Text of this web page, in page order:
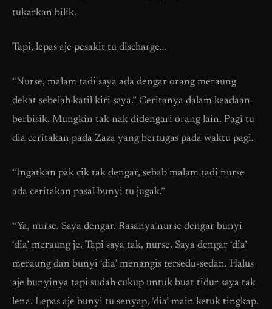
tukarkan bilik.
Tapi, lepas aje pesakit tu discharge…
“Nurse, malam tadi saya ada dengar orang meraung
dekat sebelah katil kiri saya.” Ceritanya dalam keadaan
berbisik. Mungkin tak nak didengari orang lain. Pagi tu
dia ceritakan pada Zaza yang bertugas pada waktu pagi.
“Ingatkan pak cik tak dengar, sebab malam tadi nurse
ada ceritakan pasal bunyi tu jugak.”
“Ya, nurse. Saya dengar. Rasanya nurse dengar bunyi
‘dia’ meraung je. Tapi saya tak, nurse. Saya dengar ‘dia’
meraung dan bunyi ‘dia’ menangis tersedu-sedan. Halus
aje bunyinya tapi sudah cukup untuk buat tidur saya tak
lena. Lepas aje bunyi tu senyap, ‘dia’ main ketuk tingkap.